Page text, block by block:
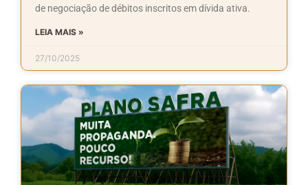
de negociação de débitos inscritos em dívida ativa.
LEIA MAIS »
27/10/2025